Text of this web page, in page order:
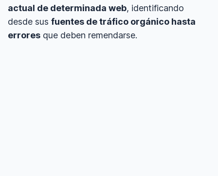
actual de determinada web, identificando
desde sus fuentes de tráfico orgánico hasta
errores que deben remendarse.